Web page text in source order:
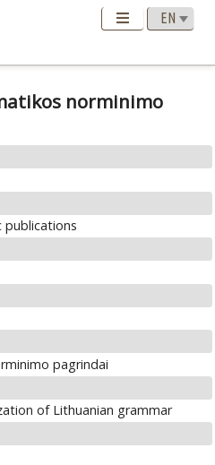
norminimo
publications
pagrindai
of Lithuanian grammar